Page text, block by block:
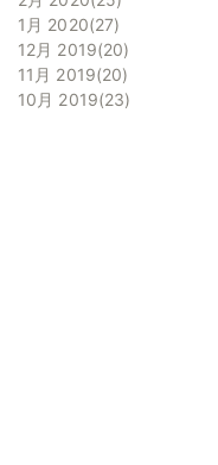
1月 2020 27
12月 2019 20
11月 2019 20
10月 2019 23